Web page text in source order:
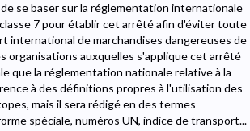
se baser sur la réglementation internationale
7 pour établir cet arrêté afin d'éviter toute
international de marchandises dangereuses de
organisations auxquelles s'applique cet arrêté
que la réglementation nationale relative à la
à des définitions propres à l'utilisation des
mais il sera rédigé en des termes
spéciale, numéros UN, indice de transport...